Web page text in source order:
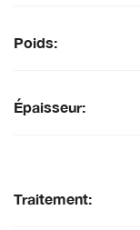
Poids:
Épaisseur:
Traitement: